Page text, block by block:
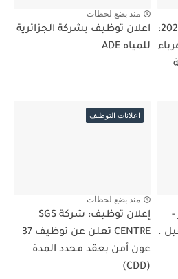
إعلان توظيف بولاية أدرار 2026:
منذ بضع لحظات
اعلان توظيف بشركة الجزائرية
للمياه ADE
-
.
اعلانات التوظيف
منذ بضع لحظات
إعلان توظيف: شركة SGS
CENTRE تعلن عن توظيف 37
عون أمن بعقد محدد المدة
(CDD)